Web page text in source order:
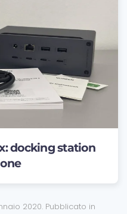
docking station
2020. Pubblicato in